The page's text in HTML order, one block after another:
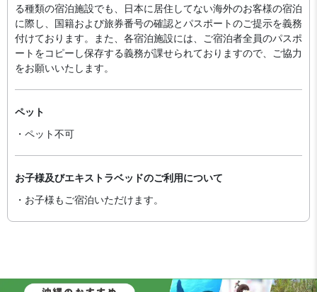
る種類の宿泊施設でも、日本に​居住してない海外のお客様の宿泊
に際し、国籍および旅券番号の確認とパスポートのご提示を義務
付け​ております。また、各宿泊施設には、ご宿泊者全員のパスポ
ートをコピーし保存する義務が課せられておりますの​で、ご協力
をお願いいたします。
ペット
・ペット不可
お子様及びエキストラベッドのご利用について
・お子様もご宿泊いただけます。